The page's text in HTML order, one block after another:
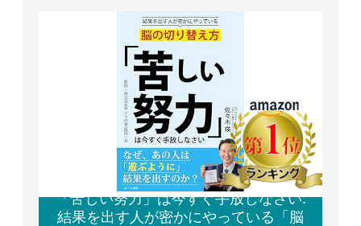
「苦しい努力」は今すぐ手放しなさい:
結果を出す人が密かにやっている「脳